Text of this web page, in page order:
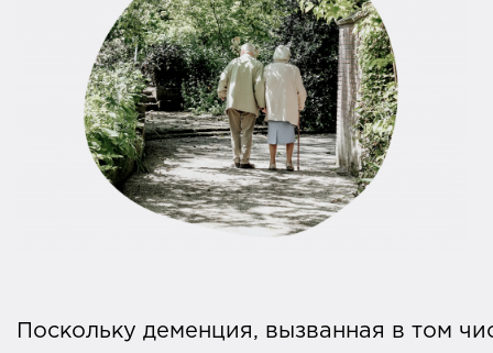
Поскольку деменция, вызванная в том